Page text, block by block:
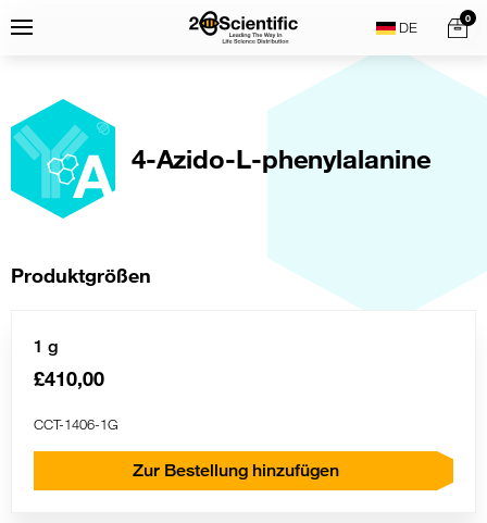
toMenu
Home
0
4-Azido-L-phenylalanine
Produktgrößen
1 g
£410,00
CCT-1406-1G
Zur Bestellung hinzufügen